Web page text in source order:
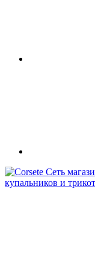
Сеть
купальников и